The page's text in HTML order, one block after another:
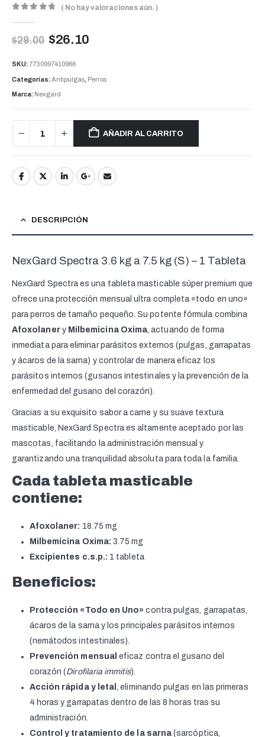
( No hay valoraciones aún. )
$29.00 $26.10
SKU:7730997410966
Categorías:Antipulgas, Perros
Marca: Nexgard
AÑADIR AL CARRITO
DESCRIPCIÓN
NexGard Spectra 3.6 kg a 7.5 kg (S) – 1 Tableta
NexGard Spectra es una tableta masticable súper premium que
ofrece una protección mensual ultra completa «todo en uno»
para perros de tamaño pequeño. Su potente fórmula combina
Afoxolanery Milbemicina Oxima , actuando de forma
inmediata para eliminar parásitos externos (pulgas, garrapatas
y ácaros de la sarna) y controlar de manera eficaz los
parásitos internos (gusanos intestinales y la prevención de la
enfermedad del gusano del corazón).
Gracias a su exquisito sabor a carne y su suave textura
masticable, NexGard Spectra es altamente aceptado por las
mascotas, facilitando la administración mensual y
garantizando una tranquilidad absoluta para toda la familia.
Cada tableta masticable
contiene:
Afoxolaner: 18.75 mg
Milbemicina Oxima: 3.75 mg
Excipientes c.s.p.: 1 tableta
Beneficios:
Protección «Todo en Uno» contra pulgas, garrapatas,
ácaros de la sarna y los principales parásitos internos
(nemátodos intestinales).
Prevención mensual eficaz contra el gusano del
corazón (Dirofilaria immitis).
Acción rápida y letal
, eliminando pulgas en las primeras
4 horas y garrapatas dentro de las 8 horas tras su
administración.
Control y tratamiento de la sarna (sarcóptica,